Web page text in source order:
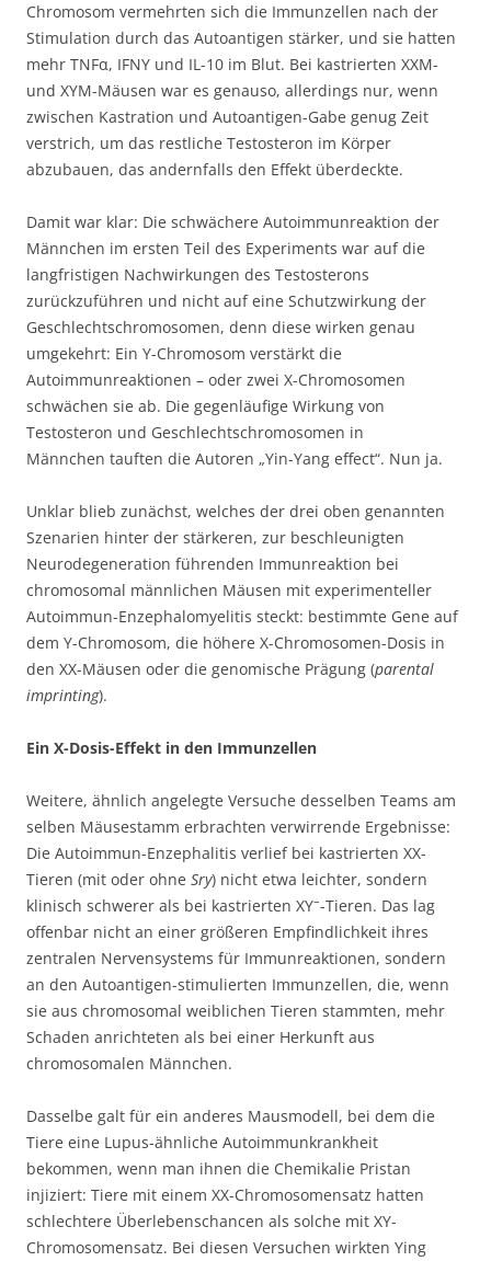
Chromosom vermehrten sich die Immunzellen nach der
Stimulation durch das Autoantigen stärker, und sie hatten
mehr TNFα, IFNΥ und IL-10 im Blut. Bei kastrierten XXM-
und XYM-Mäusen war es genauso, allerdings nur, wenn
zwischen Kastration und Autoantigen-Gabe genug Zeit
verstrich, um das restliche Testosteron im Körper
abzubauen, das andernfalls den Effekt überdeckte.
Damit war klar: Die schwächere Autoimmunreaktion der
Männchen im ersten Teil des Experiments war auf die
langfristigen Nachwirkungen des Testosterons
zurückzuführen und nicht auf eine Schutzwirkung der
Geschlechtschromosomen, denn diese wirken genau
umgekehrt: Ein Y-Chromosom verstärkt die
Autoimmunreaktionen – oder zwei X-Chromosomen
schwächen sie ab. Die gegenläufige Wirkung von
Testosteron und Geschlechtschromosomen in
Männchen tauften die Autoren „Yin-Yang effect“. Nun ja.
Unklar blieb zunächst, welches der drei oben genannten
Szenarien hinter der stärkeren, zur beschleunigten
Neurodegeneration führenden Immunreaktion bei
chromosomal männlichen Mäusen mit experimenteller
Autoimmun-Enzephalomyelitis steckt: bestimmte Gene auf
dem Y-Chromosom, die höhere X-Chromosomen-Dosis in
den XX-Mäusen oder die genomische Prägung (parental
imprinting).
Ein X-Dosis-Effekt in den Immunzellen
Weitere, ähnlich angelegte Versuche desselben Teams am
selben Mäusestamm erbrachten verwirrende Ergebnisse:
Die Autoimmun-Enzephalitis verlief bei kastrierten XX-
Tieren (mit oder ohne Sry) nicht etwa leichter, sondern
klinisch schwerer als bei kastrierten XY–-Tieren. Das lag
offenbar nicht an einer größeren Empfindlichkeit ihres
zentralen Nervensystems für Immunreaktionen, sondern
an den Autoantigen-stimulierten Immunzellen, die, wenn
sie aus chromosomal weiblichen Tieren stammten, mehr
Schaden anrichteten als bei einer Herkunft aus
chromosomalen Männchen.
Dasselbe galt für ein anderes Mausmodell, bei dem die
Tiere eine Lupus-ähnliche Autoimmunkrankheit
bekommen, wenn man ihnen die Chemikalie Pristan
injiziert: Tiere mit einem XX-Chromosomensatz hatten
schlechtere Überlebenschancen als solche mit XY-
Chromosomensatz. Bei diesen Versuchen wirkten Ying